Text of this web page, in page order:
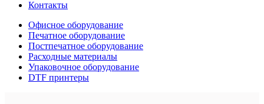
Контакты
Офисное оборудование
Печатное оборудование
Постпечатное оборудование
Расходные материалы
Упаковочное оборудование
DTF принтеры